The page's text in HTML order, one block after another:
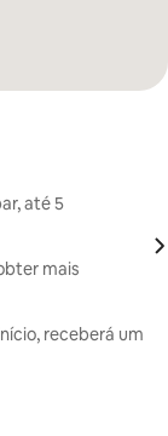
até 5
mais
receberá um